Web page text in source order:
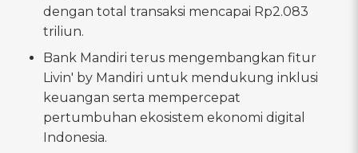
dengan total transaksi mencapai Rp2.083
triliun.
Bank Mandiri terus mengembangkan fitur
Livin' by Mandiri untuk mendukung inklusi
keuangan serta mempercepat
pertumbuhan ekosistem ekonomi digital
Indonesia.